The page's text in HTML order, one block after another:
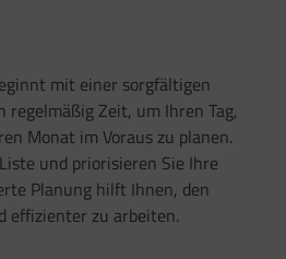
mit einer sorgfältigen
regelmäßig Zeit, um Ihren Tag,
Monat im Voraus zu planen.
und priorisieren Sie Ihre
Planung hilft Ihnen, den
effizienter zu arbeiten.